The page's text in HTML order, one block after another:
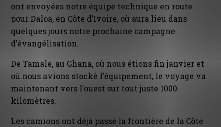
ont envoyées notre équipe technique en route
pour Daloa, en Côte d’Ivoire, où aura lieu dans
quelques jours notre prochaine campagne
d’évangélisation.
De Tamale, au Ghana, où nous étions fin janvier et
où nous avions stocké l’équipement, le voyage va
maintenant vers l’ouest sur tout juste 1000
kilomètres.
Les camions ont déjà passé la frontière de la Côte